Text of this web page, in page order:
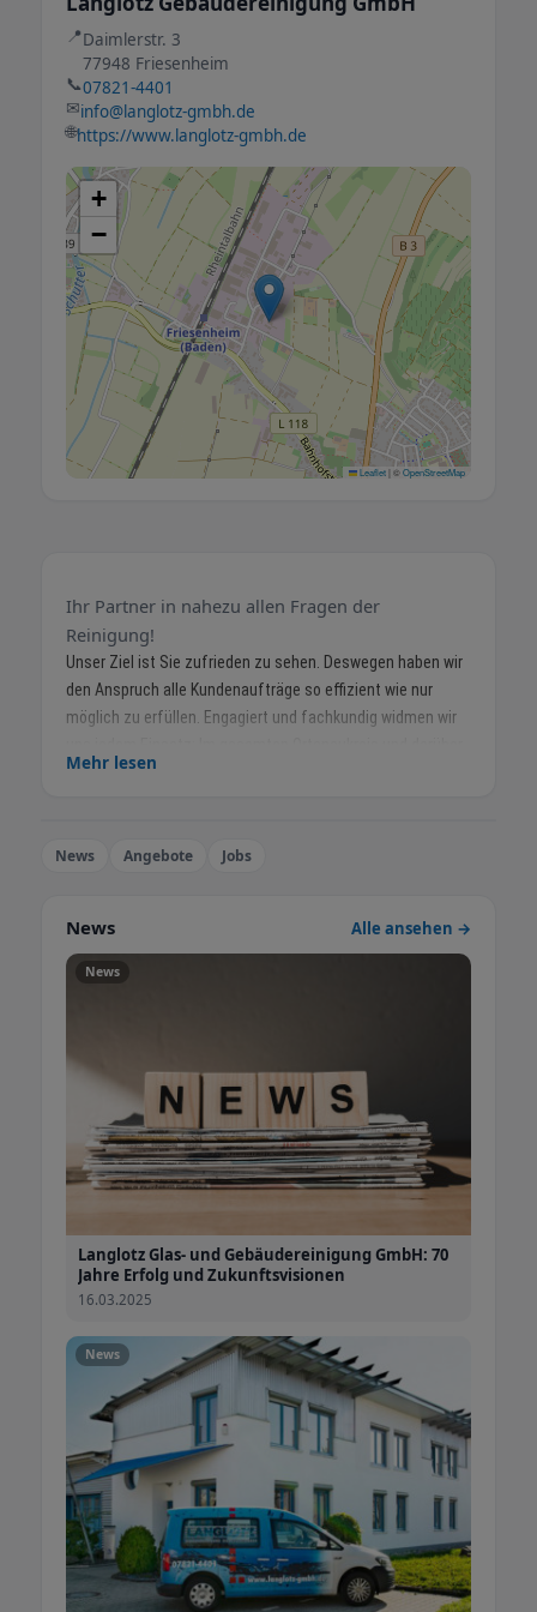
Ihr Partner in nahezu allen Fragen der
Reinigung!
Unser Ziel ist Sie zufrieden zu sehen. Deswegen haben wir
den Anspruch alle Kundenaufträge so effizient wie nur
möglich zu erfüllen. Engagiert und fachkundig widmen wir
hinaus von der Bodensee-Region über das Dreiländereck bei
vertrauensvoller Partner in allen Fragen der Reinigung.
Haushalte bieten wir unsere Dienstleistungen an.
Zögern Sie nicht uns anzurufen. Wir sind gerne für Sie da!
Teppichboden, Wand-und
Deckensäuberung, Sanitärreinigung,
Antistatische Rein-Raumpflege,
Arbeitsplatzreinigung
Komplettreinigung, Glas-
Rahmenreinigung, Kachel- und
Fassadenreinigung - Fassaden-
Diagnose, Hochdruck-Verfahren,
Konservierung, Graffiti-Entfernung,
Chemiefreie Außenjalousie-Reinigung
Baureinigung -
Bauzwischenreinigung,
Bauschlussreinigung, Grund-, Grob-
und Feinreinigung, Baustaub-
Mehr lesen
News Angebote Jobs
News Alle ansehen →
News
Langlotz Glas- und Gebäudereinigung GmbH: 70
Jahre Erfolg und Zukunftsvisionen
16.03.2025
News
📍Daimlerstr. 3
77948 Friesenheim
📞07821-4401
✉info@langlotz-gmbh.de
🌐https://www.langlotz-gmbh.de
+
−
Leaflet| ©OpenStreetMap